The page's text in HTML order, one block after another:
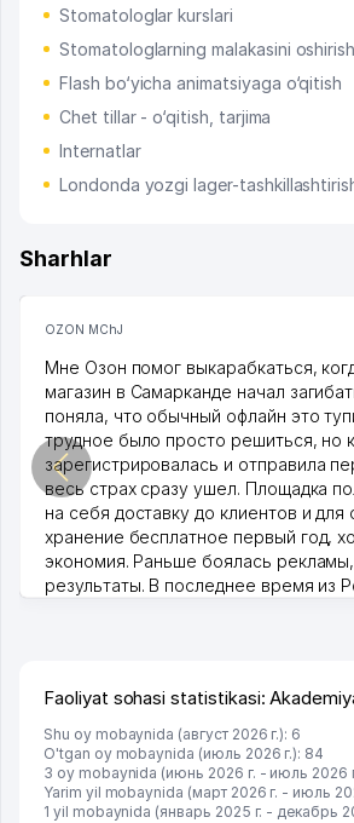
Stomatologlar kurslari
Stomatologlarning malakasini
Flash bo‘yicha animatsiyaga o‘qitish
Chet tillar - o‘qitish, tarjima
Internatlar
Londonda yozgi lager-
Sharhlar
OZON MChJ
Мне Озон помог выкарабкаться,
магазин в Самарканде начал
поняла, что обычный офлайн это
трудное было просто решиться, но
зарегистрировалась и отправила
весь страх сразу ушел. Площадка
на себя доставку до клиентов и
хранение бесплатное первый год,
экономия. Раньше боялась
результаты. В последнее время из
Faoliyat sohasi statistikasi:
Shu oy mobaynida (август 2026 г.): 6
O'tgan oy mobaynida (июль 2026 г.): 84
3 oy mobaynida (июнь 2026 г. - июль 2026
Yarim yil mobaynida (март 2026 г. - июль
1 yil mobaynida (январь 2025 г. - декабрь